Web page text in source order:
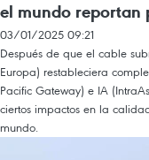
el mundo reportan
03/01/2025 09:21
Después de que el cable
Europa) restableciera
Pacific Gateway) e IA
ciertos impactos en la
mundo.